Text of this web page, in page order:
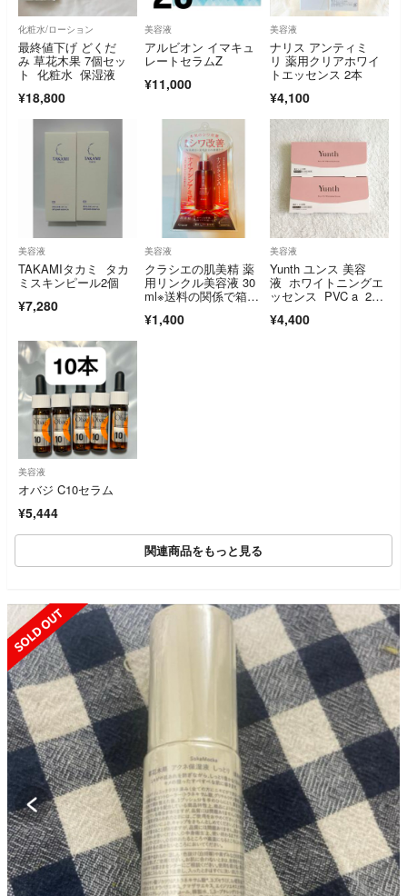
化粧水/ローション
最終値下げ どくだ
み 草花木果 7個セッ
ト 化粧水 保湿液
¥18,800
美容液
アルビオン イマキュ
レートセラムZ
¥11,000
美容液
ナリス アンティミ
リ 薬用クリアホワイ
トエッセンス 2本
¥4,100
美容液
TAKAMIタカミ タカ
ミスキンピール2個
¥7,280
美容液
クラシエの肌美精 薬
用リンクル美容液 30
ml※送料の関係で箱か
送させて頂きますm
¥1,400
美容液
Yunth ユンス 美容
液 ホワイトニングエ
ッセンス PVC a 2
¥4,400
美容液
オバジ C10セラム
¥5,444
関連商品をもっと見る
SOLD OUT